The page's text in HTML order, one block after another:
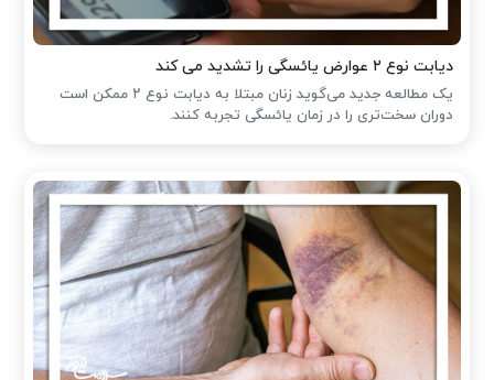
دیابت نوع ۲ عوارض یائسگی را تشدید می کند
یک مطالعه جدید می‌گوید زنان مبتلا به دیابت نوع ۲ ممکن است
دوران سخت‌تری را در زمان یائسگی تجربه کنند.